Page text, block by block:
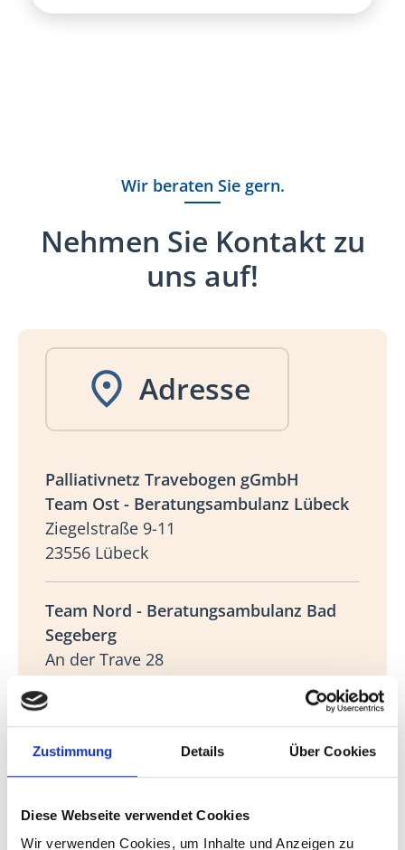
Zustimmung Details Über Cookies
Diese Webseite verwendet Cookies
Wir verwenden Cookies, um Inhalte und Anzeigen zu
Wir beraten Sie gern.
Nehmen Sie Kontakt zu
uns auf!
Adresse
Palliativnetz Travebogen gGmbH
Team Ost - Beratungsambulanz Lübeck
Ziegelstraße 9-11
23556 Lübeck
Team Nord - Beratungsambulanz Bad
Segeberg
An der Trave 28
Team Süd - Beratungsambulanz Bad
Oldesloe
23843 Bad Oldesloe